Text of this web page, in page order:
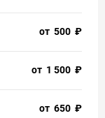
от 500 ₽
от 1 500 ₽
от 650 ₽